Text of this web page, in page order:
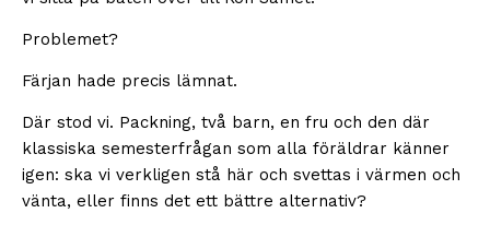
Problemet?
Färjan hade precis lämnat.
Där stod vi. Packning, två barn, en fru och den där
klassiska semesterfrågan som alla föräldrar känner
igen: ska vi verkligen stå här och svettas i värmen och
vänta, eller finns det ett bättre alternativ?